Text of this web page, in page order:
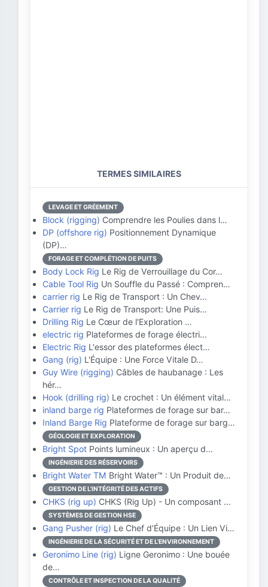
TERMES SIMILAIRES
LEVAGE ET GRÉEMENT
Block (rigging) Comprendre les Poulies dans l…
DP (offshore rig) Positionnement Dynamique
(DP)…
FORAGE ET COMPLÉTION DE PUITS
Body Lock Rig Le Rig de Verrouillage du Cor…
Cable Tool Rig Un Souffle du Passé : Compren…
carrier rig Le Rig de Transport : Un Chev…
Carrier rig Le Rig de Transport: Une Puis…
Drilling Rig Le Cœur de l'Exploration …
electric rig Plateformes de forage électri…
Electric Rig L'essor des plateformes élect…
Gang (rig) L'Équipe : Une Force Vitale D…
Guy Wire (rigging) Câbles de haubanage : Les
hér…
Hook (drilling rig) Le crochet : Un élément vital…
inland barge rig Plateformes de forage sur bar…
Inland Barge Rig Plateforme de forage sur barg…
GÉOLOGIE ET EXPLORATION
Bright Spot Points lumineux : Un aperçu d…
INGÉNIERIE DES RÉSERVOIRS
Bright Water TM Bright Water™ : Un Produit de…
GESTION DE L'INTÉGRITÉ DES ACTIFS
CHKS (rig up) CHKS (Rig Up) - Un composant …
SYSTÈMES DE GESTION HSE
Gang Pusher (rig) Le Chef d'Équipe : Un Lien Vi…
INGÉNIERIE DE LA SÉCURITÉ ET DE L'ENVIRONNEMENT
Geronimo Line (rig) Ligne Geronimo : Une bouée
de…
CONTRÔLE ET INSPECTION DE LA QUALITÉ